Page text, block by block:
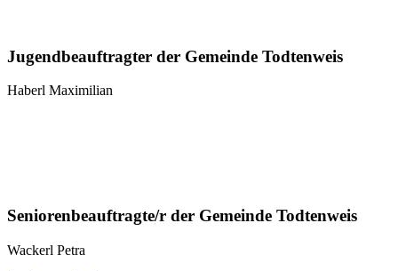
Jugendbeauftragter der Gemeinde Todtenweis
Haberl Maximilian
Seniorenbeauftragte/r der Gemeinde Todtenweis
Wackerl Petra